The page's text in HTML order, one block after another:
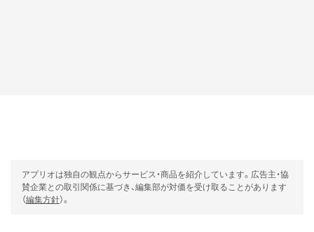
アプリオは独自の観点からサービス・商品を紹介しています。広告主・協
賛企業との取引関係に基づき、編集部が対価を受け取ることがあります
（編集方針）。